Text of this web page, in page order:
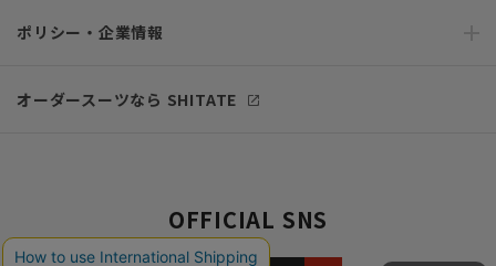
ポリシー・企業情報
オーダースーツなら SHITATE
OFFICIAL SNS